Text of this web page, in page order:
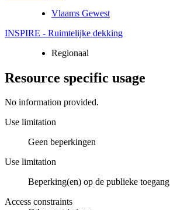
Vlaams Gewest
INSPIRE - Ruimtelijke dekking
Regionaal
Resource specific usage
No information provided.
Use limitation
Geen beperkingen
Use limitation
Beperking(en) op de publieke toegang
Access constraints